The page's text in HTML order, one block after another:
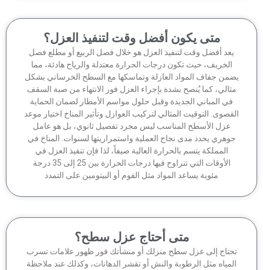
متى يكون أفضل وقت لتنفيذ العزل؟
أفضل وقت لتنفيذ العزل هو خلال فصل الربيع أو مطلع فصل
الخريف، حيث تكون درجات الحرارة معتدلة والرياح هادئة، مما
جفاف المواد العازلة وتماسكها مع السطح الخرساني بشكل
كما يُنصح بشدة بإجراء العزل فور الانتهاء من صبة السقف
في المباني الجديدة وقبل حلول مواسم الأمطار لضمان الحماية
التوقيت المثالي لتركيب العوازل وتأثير المناخ اختيار موعد
عزل الأسطح المناسب ليس مجرد تفصيل ثانوي، بل هو عامل
يحدد مدى نجاح العملية واستمراريتها لسنوات. المناخ في
المملكة يتسم بالحرارة العالية صيفاً، لذا فإن تنفيذ العزل في
الأوقات التي تتراوح فيها درجات الحرارة بين 25 إلى 35 درجة
مئوية يساعد المواد مثل الفوم أو البيتومين على التمدد
متى أحتاج عزل سطح؟
إلى عزل سطح منزلك أو منشأتك فور ظهور علامات تسرب
مثل الرطوبة والنش أو تقشر الدهانات، وكذلك عند ملاحظة